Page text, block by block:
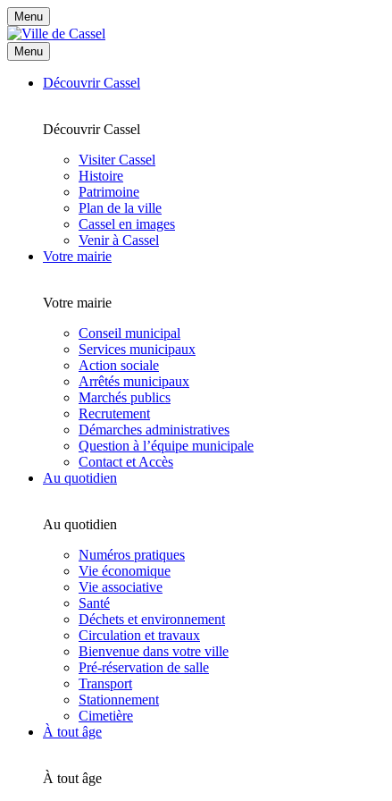
Menu
Menu
Découvrir Cassel
Découvrir Cassel
Visiter Cassel
Histoire
Patrimoine
Plan de la ville
Cassel en images
Venir à Cassel
Votre mairie
Votre mairie
Conseil municipal
Services municipaux
Action sociale
Arrêtés municipaux
Marchés publics
Recrutement
Démarches administratives
Question à l’équipe municipale
Contact et Accès
Au quotidien
Au quotidien
Numéros pratiques
Vie économique
Vie associative
Santé
Déchets et environnement
Circulation et travaux
Bienvenue dans votre ville
Pré-réservation de salle
Transport
Stationnement
Cimetière
À tout âge
À tout âge